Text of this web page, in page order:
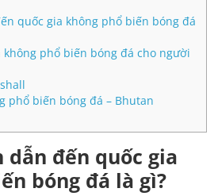
quốc gia không phổ biến bóng đá
không phổ biến bóng đá cho người
phổ biến bóng đá – Bhutan
dẫn đến quốc gia
bóng đá là gì?